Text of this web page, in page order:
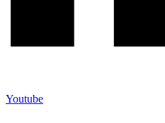
Youtube